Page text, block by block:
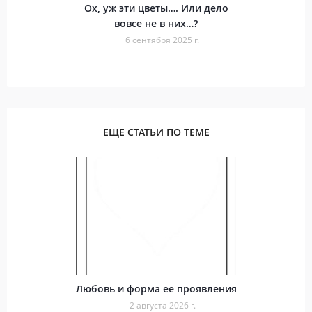
Ох, уж эти цветы…. Или дело
вовсе не в них…?
6 сентября 2025 г.
ЕЩЕ СТАТЬИ ПО ТЕМЕ
Любовь и форма ее проявления
2 августа 2026 г.